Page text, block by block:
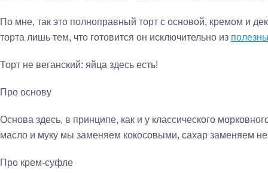
По мне, так это полноправный торт с основой, кремом и
торта лишь тем, что готовится он исключительно из
Торт не веганский: яйца здесь есть!
Про основу
Основа здесь, в принципе, как и у классического
масло и муку мы заменяем кокосовыми, сахар заменяем
Про крем-суфле